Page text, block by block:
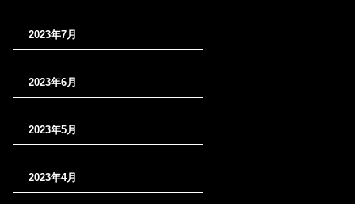
2023年7月
2023年6月
2023年5月
2023年4月